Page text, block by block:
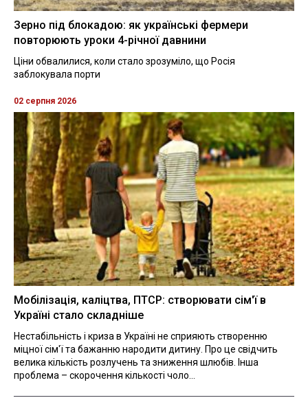
Зерно під блокадою: як українські фермери
повторюють уроки 4-річної давнини
Ціни обвалилися, коли стало зрозуміло, що Росія
заблокувала порти
02 серпня 2026
Мобілізація, каліцтва, ПТСР: створювати сім'ї в
Україні стало складніше
Нестабільність і криза в Україні не сприяють створенню
міцної сім'ї та бажанню народити дитину. Про це свідчить
велика кількість розлучень та зниження шлюбів. Інша
проблема – скорочення кількості чоло...